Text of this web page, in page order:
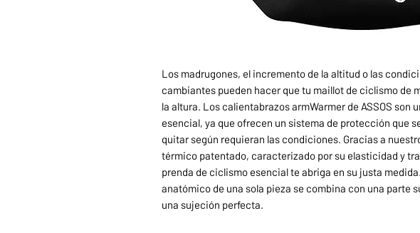
Los madrugones, el incremento de la altitud o las
cambiantes pueden hacer que tu maillot de ciclismo de
la altura. Los calientabrazos armWarmer de ASSOS son
esencial, ya que ofrecen un sistema de protección que
quitar según requieran las condiciones. Gracias a
térmico patentado, caracterizado por su elasticidad y
prenda de ciclismo esencial te abriga en su justa
anatómico de una sola pieza se combina con una parte
una sujeción perfecta.